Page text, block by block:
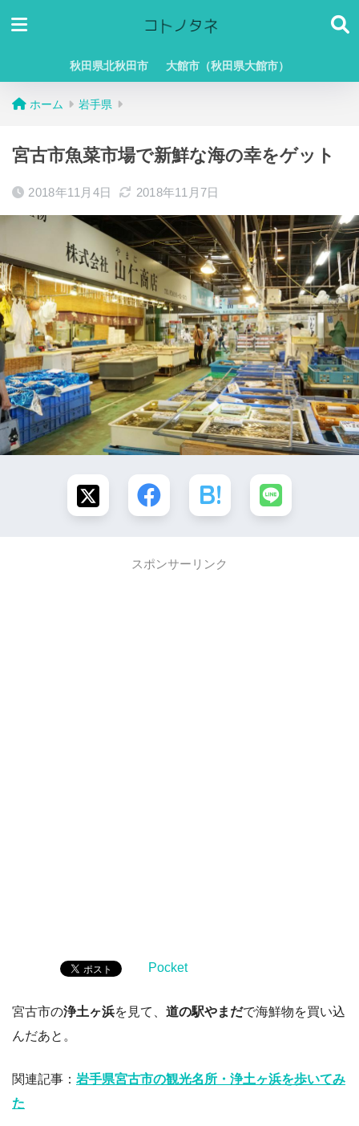
秋田県北秋田市 大館市（秋田県大館市）
ホーム 岩手県
宮古市魚菜市場で新鮮な海の幸をゲット
2018年11月4日 2018年11月7日
スポンサーリンク
Pocket
宮古市の浄土ヶ浜を見て、 道の駅やまだで海鮮物を買い込
んだあと。
関連記事： 岩手県宮古市の観光名所・浄土ヶ浜を歩いてみ
た